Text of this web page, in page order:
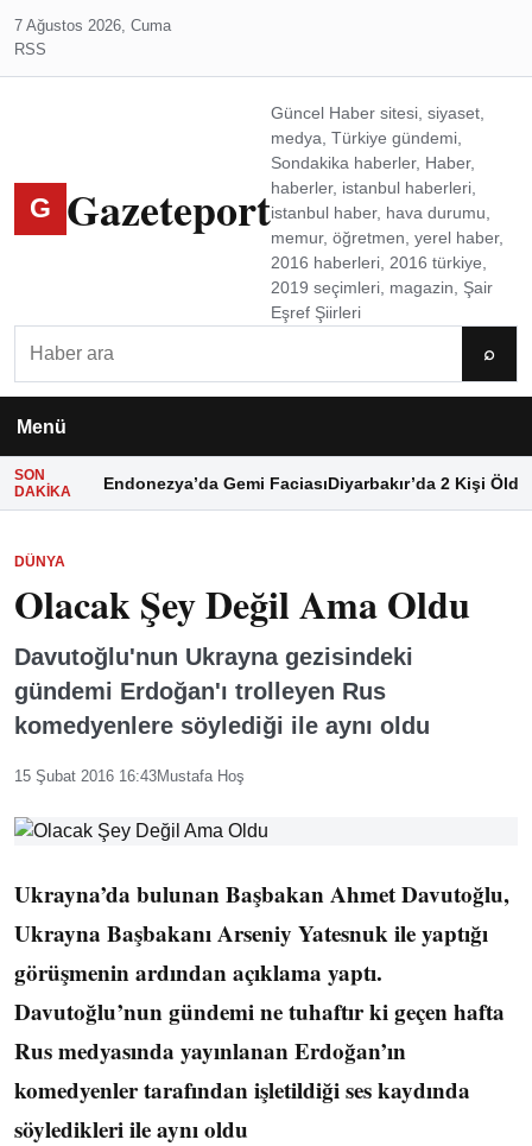
7 Ağustos 2026, Cuma
RSS
G Gazeteport
Güncel Haber sitesi, siyaset,
medya, Türkiye gündemi,
Sondakika haberler, Haber,
haberler, istanbul haberleri,
istanbul haber, hava durumu,
memur, öğretmen, yerel haber,
2016 haberleri, 2016 türkiye,
2019 seçimleri, magazin, Şair
Eşref Şiirleri
⌕
Menü
SON
DAKIKA
Endonezya’da Gemi FaciasıDiyarbakır’da 2 Kişi Öldü
DÜNYA
Olacak Şey Değil Ama Oldu
Davutoğlu'nun Ukrayna gezisindeki
gündemi Erdoğan'ı trolleyen Rus
komedyenlere söylediği ile aynı oldu
15 Şubat 2016 16:43Mustafa Hoş
Ukrayna’da bulunan Başbakan Ahmet Davutoğlu,
Ukrayna Başbakanı Arseniy Yatesnuk ile yaptığı
görüşmenin ardından açıklama yaptı.
Davutoğlu’nun gündemi ne tuhaftır ki geçen hafta
Rus medyasında yayınlanan Erdoğan’ın
komedyenler tarafından işletildiği ses kaydında
söyledikleri ile aynı oldu